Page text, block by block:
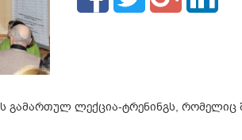
გამართულ ლექცია-ტრენინგს,